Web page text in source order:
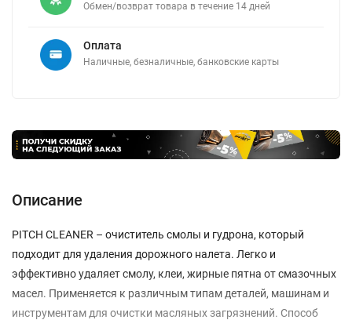
Обмен/возврат товара в течение 14 дней
Оплата
Наличные, безналичные, банковские карты
Описание
PITCH CLEANER – очиститель смолы и гудрона, который
подходит для удаления дорожного налета. Легко и
эффективно удаляет смолу, клеи, жирные пятна от смазочных
масел. Применяется к различным типам деталей, машинам и
инструментам для очистки масляных загрязнений. Способ